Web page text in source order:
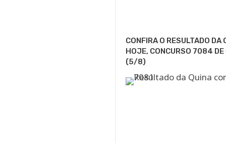
CONFIRA O RESULTADO DA
HOJE, CONCURSO 7084 DE
(5/8)